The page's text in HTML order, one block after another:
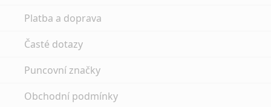
Platba a doprava
Časté dotazy
Puncovní značky
Obchodní podmínky